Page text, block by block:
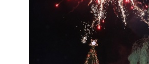
2010